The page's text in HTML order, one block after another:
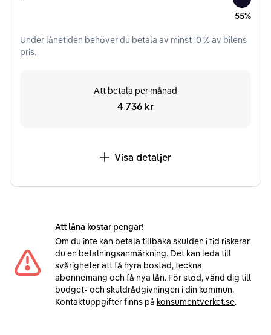
55%
Under lånetiden behöver du betala av minst10% av bilens
pris.
Att betala per månad
4 736 kr
Visa detaljer
Att låna kostar pengar!
Om du inte kan betala tillbaka skulden i tid riskerar
du en betalningsanmärkning. Det kan leda till
svårigheter att få hyra bostad, teckna
abonnemang och få nya lån. För stöd, vänd dig till
budget- och skuldrådgivningen i din kommun.
Kontaktuppgifter finns på konsumentverket.se.